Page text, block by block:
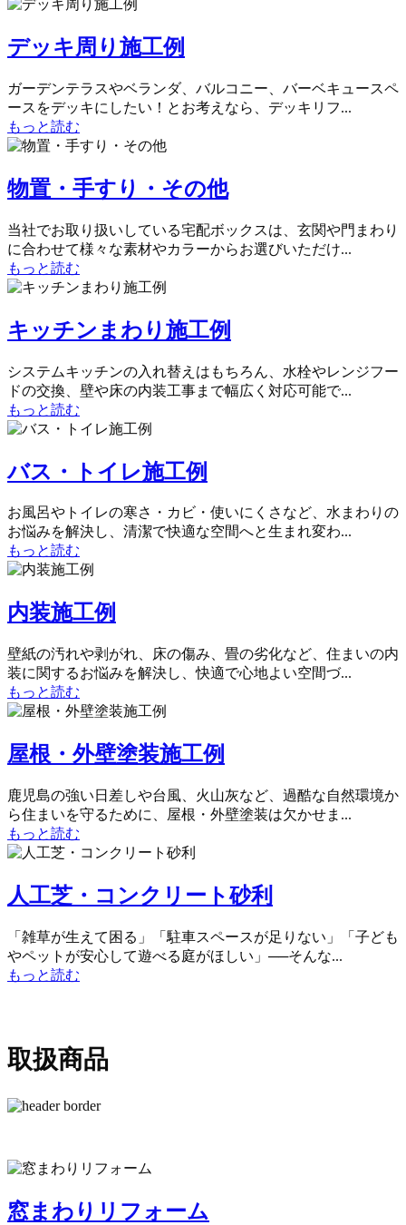
デッキ周り施工例
ガーデンテラスやベランダ、バルコニー、バーベキュースペ
ースをデッキにしたい！とお考えなら、デッキリフ...
もっと読む
物置・手すり・その他
当社でお取り扱いしている宅配ボックスは、玄関や門まわり
に合わせて様々な素材やカラーからお選びいただけ...
もっと読む
キッチンまわり施工例
システムキッチンの入れ替えはもちろん、水栓やレンジフー
ドの交換、壁や床の内装工事まで幅広く対応可能で...
もっと読む
バス・トイレ施工例
お風呂やトイレの寒さ・カビ・使いにくさなど、水まわりの
お悩みを解決し、清潔で快適な空間へと生まれ変わ...
もっと読む
内装施工例
壁紙の汚れや剥がれ、床の傷み、畳の劣化など、住まいの内
装に関するお悩みを解決し、快適で心地よい空間づ...
もっと読む
屋根・外壁塗装施工例
鹿児島の強い日差しや台風、火山灰など、過酷な自然環境か
ら住まいを守るために、屋根・外壁塗装は欠かせま...
もっと読む
人工芝・コンクリート砂利
「雑草が生えて困る」「駐車スペースが足りない」「子ども
やペットが安心して遊べる庭がほしい」──そんな...
もっと読む
取扱商品
窓まわりリフォーム